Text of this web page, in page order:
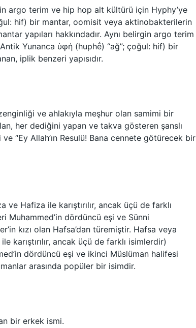
argo terim ve hip hop alt kültürü için Hyphy’ye
hif) bir mantar, oomisit veya aktinobakterilerin
yapıları hakkındadır. Aynı belirgin argo terim
Yunanca ὑφή (huphḗ) “ağ”; çoğul: hif) bir
iplik benzeri yapısıdır.
ve ahlakıyla meşhur olan samimi bir
her dediğini yapan ve takva gösteren şanslı
“Ey Allah’ın Resulü! Bana cennete götürecek bir
Muhammed’in dördüncü eşi ve Sünni
kızı olan Hafsa’dan türemiştir. Hafsa veya
dördüncü eşi ve ikinci Müslüman halifesi
arasında popüler bir isimdir.
bir erkek ismi.